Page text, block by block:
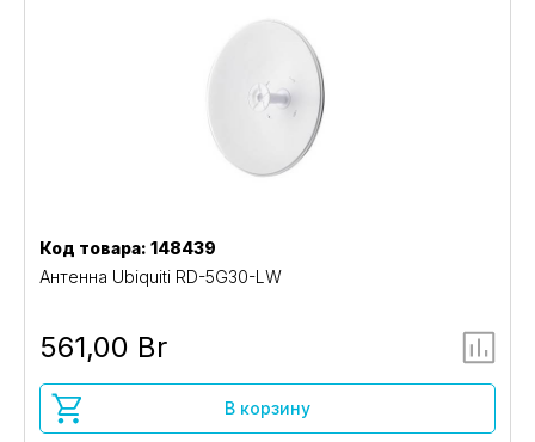
Код товара: 148439
Антенна Ubiquiti RD-5G30-LW
561,00 Br
В корзину